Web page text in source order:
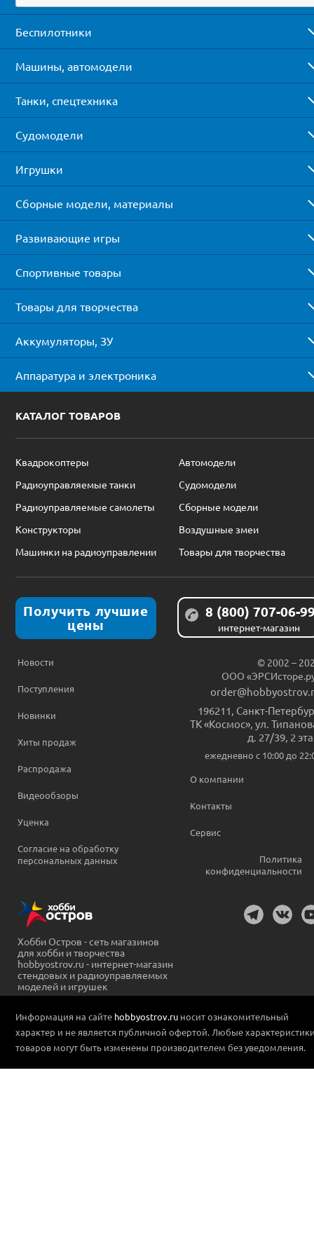
Беспилотники
Машины, автомодели
Танки, спецтехника
Судомодели
Игрушки
Сборные модели, материалы
Развивающие игры
Спортивные товары
Товары для творчества
Аккумуляторы, ЗУ
Аппаратура и электроника
КАТАЛОГ ТОВАРОВ
Квадрокоптеры
Автомодели
Радиоуправляемые танки
Судомодели
Радиоуправляемые самолеты
Сборные модели
Конструкторы
Воздушные змеи
Машинки на радиоуправлении
Товары для творчества
Получить лучшие
цены
8 (800) 707-06-
интернет-магазин
Новости
Поступления
Новинки
Хиты продаж
Распродажа
Видеообзоры
Уценка
Согласие на обработку
персональных данных
© 2002 –
ООО
196211 Санкт-
ТК «Космос», ул.
д. 27/39, 2
ежедневно c 10:00 до
О компании
Контакты
Сервис
Политика
конфиденциальности
Хобби Остров - сеть магазинов
для хобби и творчества
hobbyostrov.ru - интернет-магазин
стендовых и радиоуправляемых
моделей и игрушек
Информация на сайте hobbyostrov.ru носит ознакомительный
характер и не является публичной офертой. Любые
товаров могут быть изменены производителем без уведомления.